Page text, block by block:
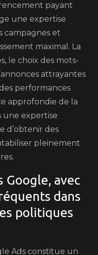
payant
une expertise
campagnes et
maximal. La
le choix des mots-
attrayantes
performances
approfondie de la
une expertise
d’obtenir des
pleinement
Google, avec
dans
politiques
Ads constitue un